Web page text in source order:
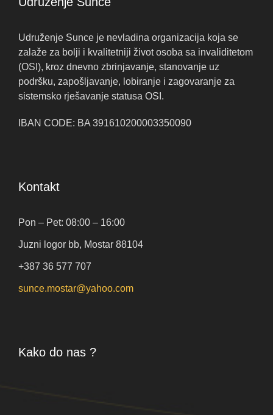
Udruženje Sunce je nevladina organizacija koja se
zalaže za bolji i kvalitetniji život osoba sa invaliditetom
(OSI), kroz dnevno zbrinjavanje, stanovanje uz
podršku, zapošljavanje, lobiranje i zagovaranje za
sistemsko rješavanje statusa OSI.
IBAN CODE: BA 391610200003350090
Kontakt
Pon – Pet: 08:00 – 16:00
Juzni logor bb, Mostar 88104
+387 36 577 707
sunce.mostar@yahoo.com
Kako do nas ?